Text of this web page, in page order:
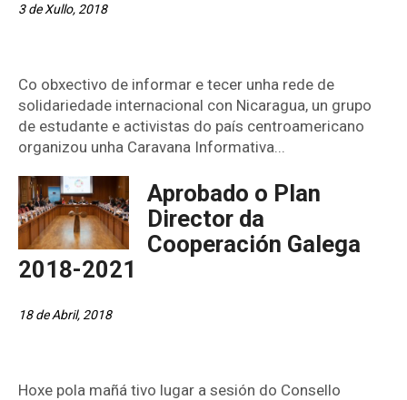
3 de Xullo, 2018
Co obxectivo de informar e tecer unha rede de
solidariedade internacional con Nicaragua, un grupo
de estudante e activistas do país centroamericano
organizou unha Caravana Informativa...
Aprobado o Plan
Director da
Cooperación Galega
2018-2021
18 de Abril, 2018
Hoxe pola mañá tivo lugar a sesión do Consello